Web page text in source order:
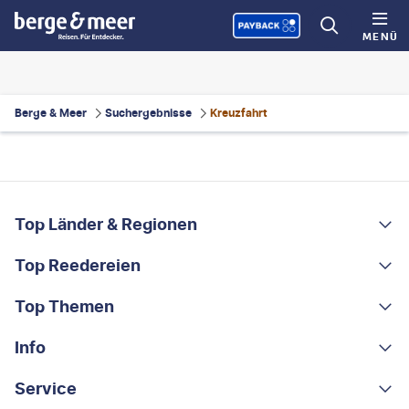
MENÜ
Berge & Meer Suchergebnisse Kreuzfahrt
Footer navigation
Top Länder & Regionen
Portugal
Albanien
Griechenland
Top Reedereien
AIDA
MSC Cruises
Costa Kreuzfahrten
Top Themen
Rundreisen
Kleingruppen-Rundreisen
Info
Über uns
Service